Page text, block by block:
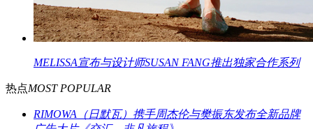
MELISSA宣布与设计师SUSAN FANG推出独家合作系列
热点MOST POPULAR
RIMOWA（日默瓦）携手周杰伦与樊振东发布全新品牌